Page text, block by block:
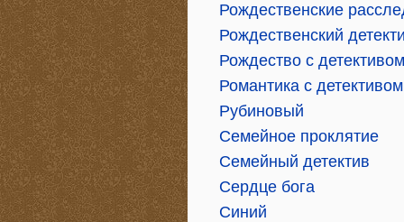
Рождественские
Рождественский
Рождество с детективом
Романтика с детективом
Рубиновый
Семейное проклятие
Семейный детектив
Сердце бога
Синий